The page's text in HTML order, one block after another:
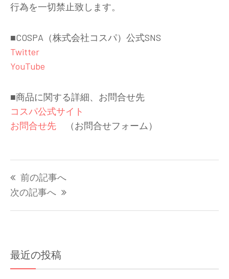
行為を一切禁止致します。
■COSPA（株式会社コスパ）公式SNS
Twitter
YouTube
■商品に関する詳細、お問合せ先
コスパ公式サイト
お問合せ先 （お問合せフォーム）
稿
ナ
ョ
ン
前の記事へ
次の記事へ
最近の投稿